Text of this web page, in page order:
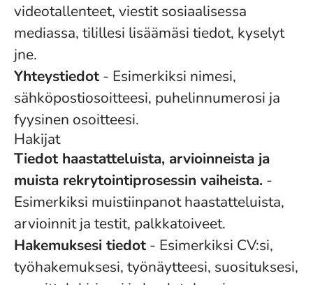
videotallenteet, viestit sosiaalisessa
mediassa, tilillesi lisäämäsi tiedot, kyselyt
jne.
Yhteystiedot- Esimerkiksi nimesi,
sähköpostiosoitteesi, puhelinnumerosi ja
fyysinen osoitteesi.
Hakijat
Tiedot haastatteluista, arvioinneista ja
muista rekrytointiprosessin vaiheista. -
Esimerkiksi muistiinpanot haastatteluista,
arvioinnit ja testit, palkkatoiveet.
Hakemuksesi tiedot- Esimerkiksi CV:si,
työhakemuksesi, työnäytteesi, suosituksesi,